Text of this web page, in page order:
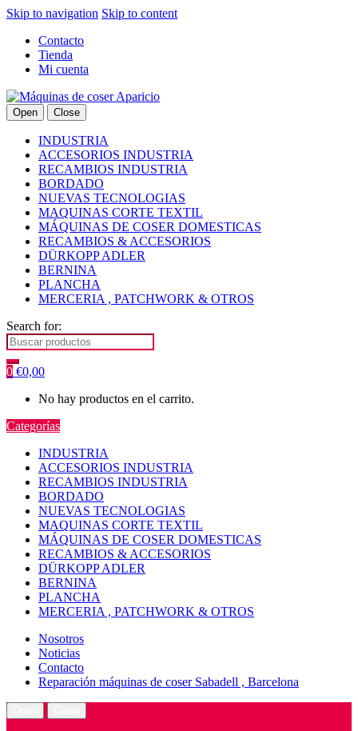
Skip to navigation Skip to content
Contacto
Tienda
Mi cuenta
Open Close
INDUSTRIA
ACCESORIOS INDUSTRIA
RECAMBIOS INDUSTRIA
BORDADO
NUEVAS TECNOLOGIAS
MAQUINAS CORTE TEXTIL
MÁQUINAS DE COSER DOMESTICAS
RECAMBIOS & ACCESORIOS
DÜRKOPP ADLER
BERNINA
PLANCHA
MERCERIA , PATCHWORK & OTROS
Search for:
0 €0,00
No hay productos en el carrito.
Categorías
INDUSTRIA
ACCESORIOS INDUSTRIA
RECAMBIOS INDUSTRIA
BORDADO
NUEVAS TECNOLOGIAS
MAQUINAS CORTE TEXTIL
MÁQUINAS DE COSER DOMESTICAS
RECAMBIOS & ACCESORIOS
DÜRKOPP ADLER
BERNINA
PLANCHA
MERCERIA , PATCHWORK & OTROS
Nosotros
Noticias
Contacto
Reparación máquinas de coser Sabadell , Barcelona